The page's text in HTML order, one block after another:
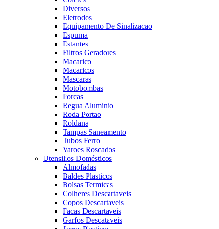
Diversos
Eletrodos
Equipamento De Sinalizacao
Espuma
Estantes
Filtros Geradores
Macarico
Macaricos
Mascaras
Motobombas
Porcas
Regua Aluminio
Roda Portao
Roldana
Tampas Saneamento
Tubos Ferro
Varoes Roscados
Utensilios Domésticos
Almofadas
Baldes Plasticos
Bolsas Termicas
Colheres Descartaveis
Copos Descartaveis
Facas Descartaveis
Garfos Descataveis